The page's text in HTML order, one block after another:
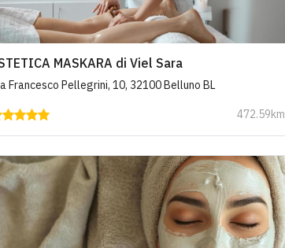
MASKARA di Viel Sara
Francesco Pellegrini, 10, 32100 Belluno BL
472.59km